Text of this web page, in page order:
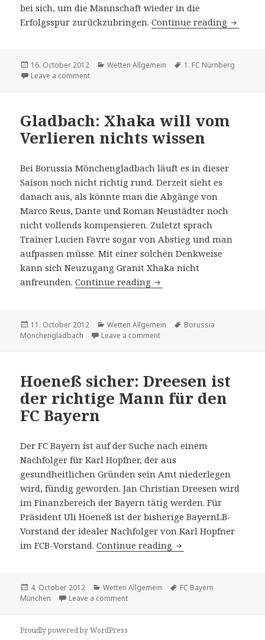
bei sich, um die Mannschaft wieder in die
Erfolgsspur zurückzubringen.Continue reading 1. FC
Posted
on
16. October 2012 Categories
Wetten Allgemein Tags
1. FC Nürnberg
Leave a comment
Gladbach: Xhaka will vom
Verlieren nichts wissen
Bei Borussia Mönchengladbach läuft es in dieser
Saison noch nicht richtig rund. Derzeit sieht es
danach aus, als könnte man die Abgänge von
Marco Reus, Dante und Roman Neustädter noch
nicht vollends kompensieren. Zuletzt sprach
Trainer Lucien Favre sogar von Abstieg und man
aufpassen müsse. Mit einer solchen Denkweise
kann sich Neuzugang Granit Xhaka nicht
anfreunden.Continue reading Gladbach: Xhaka will
Posted
on
11. October 2012 Categories
Wetten Allgemein Tags
Borussia
Mönchengladbach
Leave a comment
Hoeneß sicher: Dreesen ist
der richtige Mann für den
FC Bayern
Der FC Bayern ist auf der Suche nach einem
Nachfolger für Karl Hopfner, der aus
gesundheitlichen Gründen sein Amt niederlegen
wird, fündig geworden. Jan Christian Dreesen wird
im Finanzbereich der Bayern tätig werden. Für
Präsident Uli Hoeneß ist der bisherige BayernLB-
Vorstand der idealer Nachfolger von Karl Hopfner
im FCB-Vorstand.Continue reading Hoeneß sicher:
Posted
on
4. October 2012 Categories
Wetten Allgemein Tags
FC Bayern
München
Leave a comment
Proudly powered by WordPress